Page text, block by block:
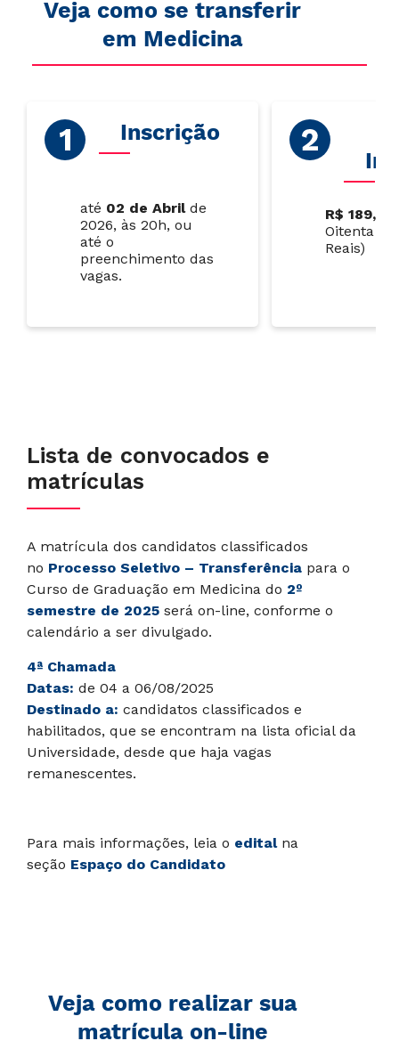
Veja como se transferir
em Medicina
Inscrição
até 02 de Abrilde
2026, às 20h, ou
até o
preenchimento das
vagas.
R$ 189,00
Oitenta e
Reais)
Lista de convocados e
matrículas
A matrícula dos candidatos classificados
no Processo Seletivo – Transferência para o
Curso de Graduação em Medicina do 2º
semestre de 2025 será on-line, conforme o
calendário a ser divulgado.
4ª Chamada
Datas: de 04 a 06/08/2025
Destinado a: candidatos classificados e
habilitados, que se encontram na lista oficial da
Universidade, desde que haja vagas
remanescentes.
Para mais informações, leia o editalna
seção Espaço do Candidato
Veja como realizar sua
matrícula on-line